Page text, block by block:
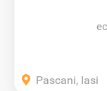
Pascani, Iasi